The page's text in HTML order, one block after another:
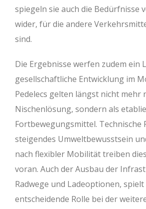
spiegeln sie auch die Bedürfnisse
wider, für die andere
sind.
Die Ergebnisse werfen zudem ein
gesellschaftliche Entwicklung im
Pedelecs gelten längst nicht mehr
Nischenlösung, sondern als
Fortbewegungsmittel. Technische
steigendes Umweltbewusstsein
nach flexibler Mobilität treiben
voran. Auch der Ausbau der
Radwege und Ladeoptionen, spielt
entscheidende Rolle bei der